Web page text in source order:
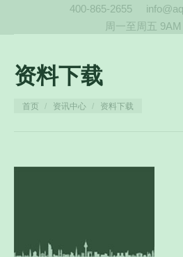
400-865-2655
周一至周五
资料下载
您在这里：
首页 资讯中心 资料下载